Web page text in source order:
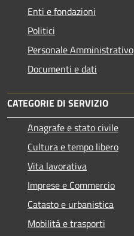
Enti e fondazioni
Politici
Personale Amministrativo
Documenti e dati
CATEGORIE DI SERVIZIO
Anagrafe e stato civile
Cultura e tempo libero
Vita lavorativa
Imprese e Commercio
Catasto e urbanistica
Mobilità e trasporti